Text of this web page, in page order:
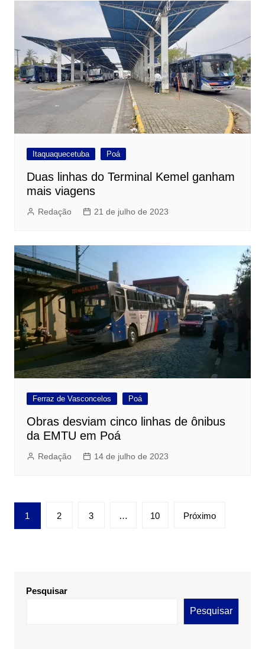
Itaquaquecetuba Poá
Duas linhas do Terminal Kemel ganham
mais viagens
Redação 21 de julho de 2023
Ferraz de Vasconcelos Poá
Obras desviam cinco linhas de ônibus
da EMTU em Poá
Redação 14 de julho de 2023
Paginação
de
1 2 3 … 10 Próximo
Pesquisar
Pesquisar